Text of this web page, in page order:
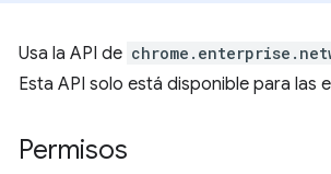
Usa la API de
Esta API solo está disponible para las
Permisos